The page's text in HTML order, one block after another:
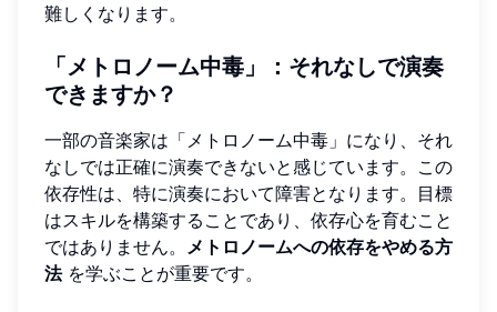
難しくなります。
「メトロノーム中毒」：それなしで演奏
できますか？
一部の音楽家は「メトロノーム中毒」になり、それ
なしでは正確に演奏できないと感じています。この
依存性は、特に演奏において障害となります。目標
はスキルを構築することであり、依存心を育むこと
ではありません。 メトロノームへの依存をやめる方
法を学ぶことが重要です。